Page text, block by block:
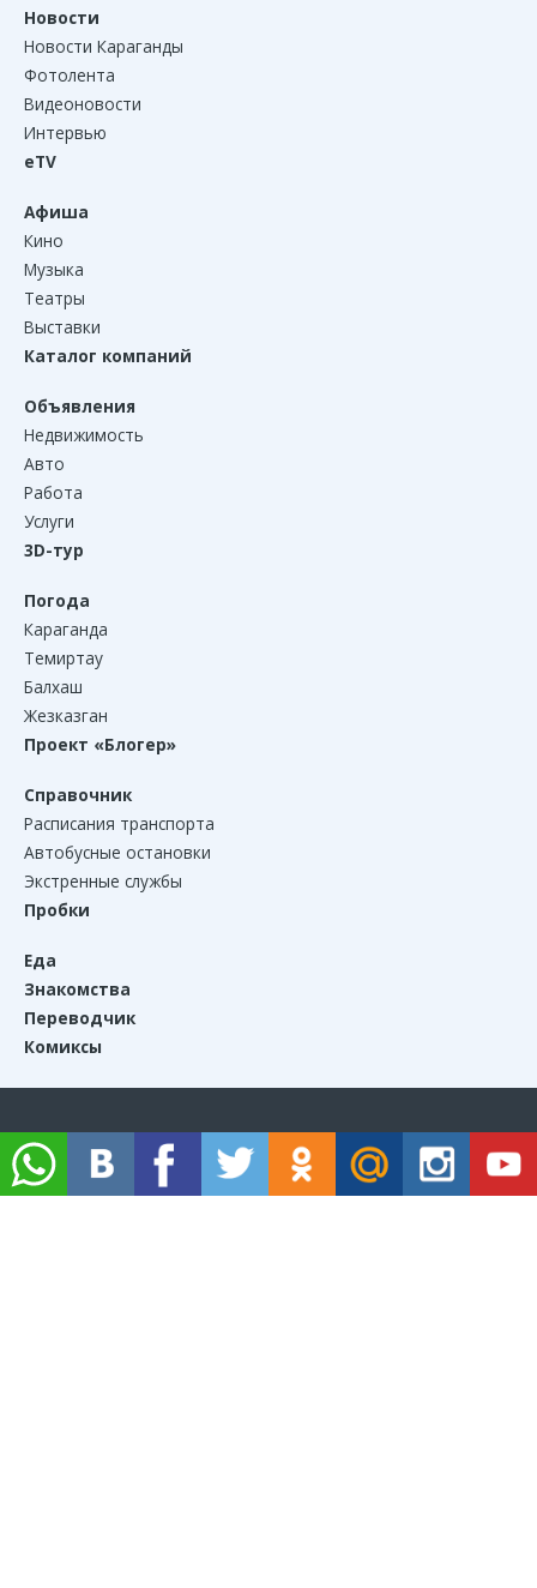
Новости
Новости Караганды
Фотолента
Видеоновости
Интервью
eTV
Афиша
Кино
Музыка
Театры
Выставки
Каталог компаний
Объявления
Недвижимость
Авто
Работа
Услуги
3D-тур
Погода
Караганда
Темиртау
Балхаш
Жезказган
Проект «Блогер»
Справочник
Расписания транспорта
Автобусные остановки
Экстренные службы
Пробки
Еда
Знакомства
Переводчик
Комиксы